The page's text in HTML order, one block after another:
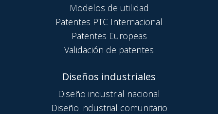
Modelos de utilidad
Patentes PTC Internacional
Patentes Europeas
Validación de patentes
Diseños industriales
Diseño industrial nacional
Diseño industrial comunitario